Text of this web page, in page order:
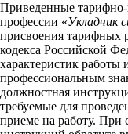
Приведенные
профессии «Укладчик
присвоения тарифных
кодекса Российской
характеристик работы
профессиональным
должностная
требуемые для
приеме на работу. При